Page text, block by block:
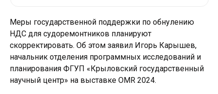
Меры государственной поддержки по обнулению
НДС для судоремонтников планируют
скорректировать. Об этом заявил Игорь Карышев,
начальник отделения программных исследований и
планирования ФГУП «Крыловский государственный
научный центр» на выставке OMR 2024.